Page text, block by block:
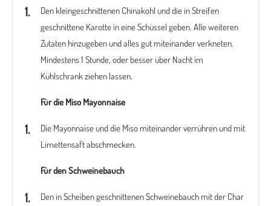
Den kleingeschnittenen Chinakohl und die in Streifen
geschnittene Karotte in eine Schüssel geben. Alle weiteren
Zutaten hinzugeben und alles gut miteinander verkneten.
Mindestens 1 Stunde, oder besser über Nacht im
Kühlschrank ziehen lassen.
Für die Miso Mayonnaise
Die Mayonnaise und die Miso miteinander verrühren und mit
Limettensaft abschmecken.
Für den Schweinebauch
Den in Scheiben geschnittenen Schweinebauch mit der Char